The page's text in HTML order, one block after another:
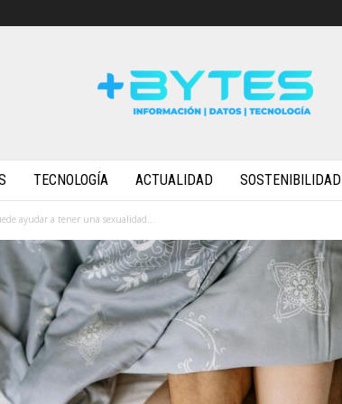
TECNOLOGÍA ACTUALIDAD SOSTENIBILIDAD
ayudar a tener una sexualidad...